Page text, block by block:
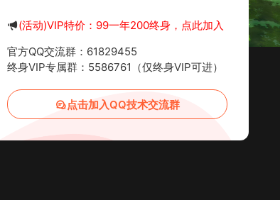
(活动)VIP特价：99一年200终身，点此加入
官方QQ交流群：61829455
终身VIP专属群：5586761（仅终身VIP可进）
点击加入QQ技术交流群